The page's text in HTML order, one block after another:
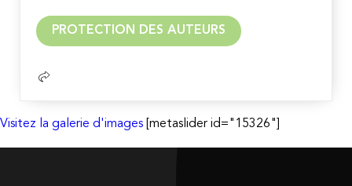
PROTECTION DES AUTEURS
Visitez la galerie d'images [metaslider id="15326"]